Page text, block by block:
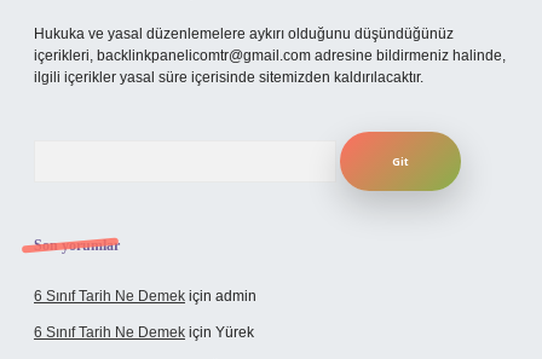
Hukuka ve yasal düzenlemelere aykırı olduğunu düşündüğünüz
içerikleri, backlinkpanelicomtr@gmail.com adresine bildirmeniz halinde,
ilgili içerikler yasal süre içerisinde sitemizden kaldırılacaktır.
Son yorumlar
6 Sınıf Tarih Ne Demek için admin
6 Sınıf Tarih Ne Demek için Yürek